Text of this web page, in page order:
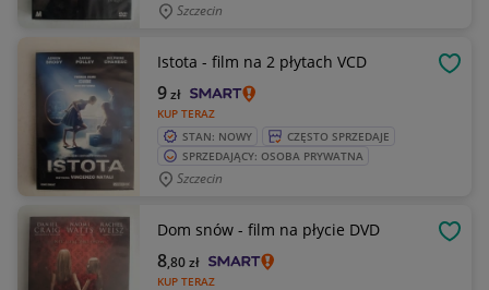
Szczecin
Istota - film na 2 płytach VCD
KUP TERAZ
9zł
STAN: NOWY
CZĘSTO SPRZEDAJE
SPRZEDAJĄCY: OSOBA PRYWATNA
Szczecin
Dom snów - film na płycie DVD
KUP TERAZ
8,80zł